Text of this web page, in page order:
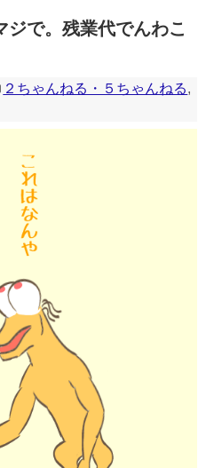
り、サイト全体のレイアウトが崩れ
ジで。残業代でんわこ
２ちゃんねる・５ちゃんねる,